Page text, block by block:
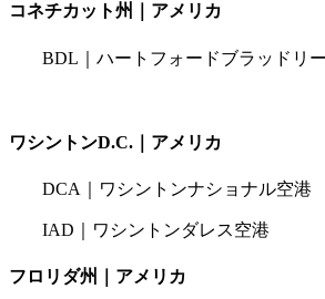
コネチカット州｜アメリカ
BDL｜ハートフォードブラッドリ
ワシントンD.C.｜アメリカ
DCA｜ワシントンナショナル空港
IAD｜ワシントンダレス空港
フロリダ州｜アメリカ